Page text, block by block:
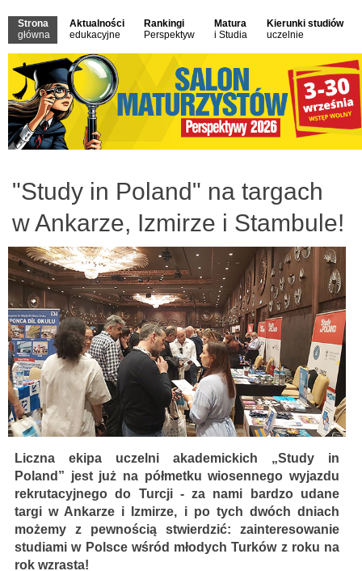
Strona
główna
Aktualności
edukacyjne
Rankingi
Perspektyw
Matura
i Studia
Kierunki studiów
uczelnie
"Study in Poland" na targach
w Ankarze, Izmirze i Stambule!
Liczna ekipa uczelni akademickich „Study in
Poland” jest już na półmetku wiosennego wyjazdu
rekrutacyjnego do Turcji - za nami bardzo udane
targi w Ankarze i Izmirze, i po tych dwóch dniach
możemy z pewnością stwierdzić: zainteresowanie
studiami w Polsce wśród młodych Turków z roku na
rok wzrasta!